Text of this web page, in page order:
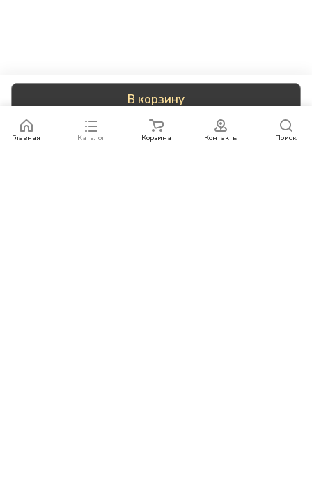
В корзину
Главная Каталог Корзина Контакты Поиск